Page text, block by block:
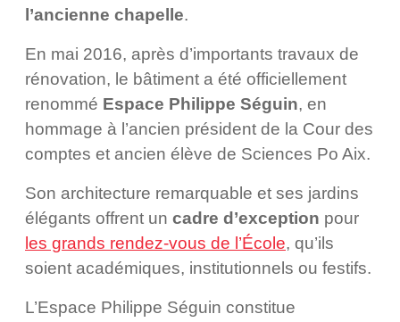
l’ancienne chapelle.
En mai 2016, après d’importants travaux de
rénovation, le bâtiment a été officiellement
renommé Espace Philippe Séguin, en
hommage à l’ancien président de la Cour des
comptes et ancien élève de Sciences Po Aix.
Son architecture remarquable et ses jardins
élégants offrent un cadre d’exception pour
les grands rendez-vous de l’École, qu’ils
soient académiques, institutionnels ou festifs.
L’Espace Philippe Séguin constitue